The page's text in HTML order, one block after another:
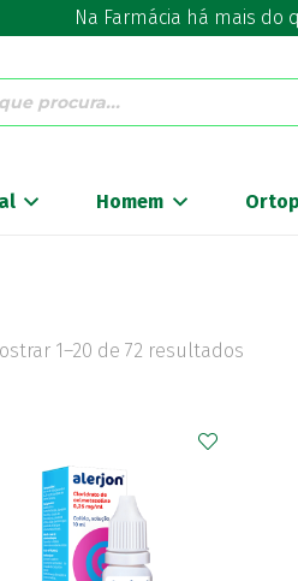
Na Farmácia há mais do
Homem
1–20 de 72 resultados